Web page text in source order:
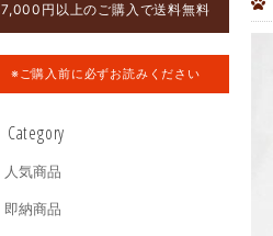
7,000円以上のご購入で送料無料
※ご購入前に必ずお読みください
Category
人気商品
即納商品